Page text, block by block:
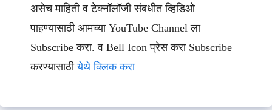
असेच माहिती व टेक्नॉलॉजी संबधीत व्हिडिओ
पाहण्यासाठी आमच्या YouTube Channel ला
Subscribe करा. व Bell Icon प्रेस करा Subscribe
करण्यासाठीयेथे क्लिक करा